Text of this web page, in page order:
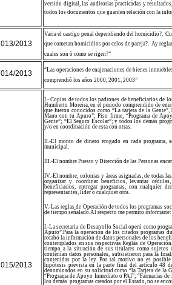
versión digital, las auditorías practicadas y
todos los documentos que guarden relación con la
013/2013
Varia el castigo penal dependiendo del homicidio?.
que cometan homicidios por celos de pareja?. Ay
cuales son ò como se rigen?”
014/2013
“Las operaciones de enajenaciones de bienes
comprendió los años 2000, 2001, 2003”
015/2013
I.- Copias de todos los padrones de beneficiarios de
Humberto Moreira, en el periodo comprendido de
que fueron conocidos como “La tarjeta de la
Mano con tu Apuro”; Piso firme; “Programa de
Gente”; “El Seguro Escolar”; y todos los demás
y/o en coordinación de esta con otras.
II.-El monto de dinero erogado en cada programa,
municipal.
III.-El nombre Puesto y Dirección de las Personas
IV.-El nombre, colonias y áreas asignadas, de todas
organizar y coordinar beneficios, levantar
beneficiarios, entregar programas, con cualquier
representantes, líder o cualquier otra.
V.-Las reglas de Operación de todos los programas
de tiempo señalado.Al respecto me permito informarte:
I.-La secretaría de Desarrollo Social operó como
Apuro”.Para la operación de los citados programas
recabó la información de datos personales de los
contemplados en sus respectivas Reglas de
tiempo a la situación de sus titulares como sujetos
contenían datos personales, subsistieron para la
contenidas por la ley. Por tal motivo no es
hipótesis prevista en la parte final del artículo 48
denominados en su solicitud como “la Tarjeta de la
“Programa de Apoyo Inmediato o PAI”; “Farmacias
los demás programas creados por el Estado, no se